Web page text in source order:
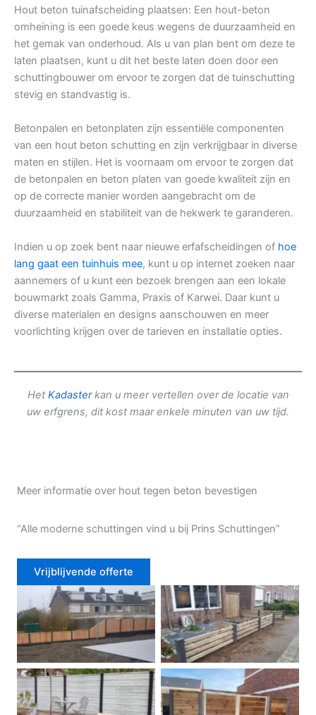
Hout beton tuinafscheiding plaatsen: Een hout-beton
omheining is een goede keus wegens de duurzaamheid en
het gemak van onderhoud. Als u van plan bent om deze te
laten plaatsen, kunt u dit het beste laten doen door een
schuttingbouwer om ervoor te zorgen dat de tuinschutting
stevig en standvastig is.
Betonpalen en betonplaten zijn essentiële componenten
van een hout beton schutting en zijn verkrijgbaar in diverse
maten en stijlen. Het is voornaam om ervoor te zorgen dat
de betonpalen en beton platen van goede kwaliteit zijn en
op de correcte manier worden aangebracht om de
duurzaamheid en stabiliteit van de hekwerk te garanderen.
Indien u op zoek bent naar nieuwe erfafscheidingen of hoe
lang gaat een tuinhuis mee, kunt u op internet zoeken naar
aannemers of u kunt een bezoek brengen aan een lokale
bouwmarkt zoals Gamma, Praxis of Karwei. Daar kunt u
diverse materialen en designs aanschouwen en meer
voorlichting krijgen over de tarieven en installatie opties.
Het Kadasterkan u meer vertellen over de locatie van
uw erfgrens, dit kost maar enkele minuten van uw tijd.
Meer informatie over hout tegen beton bevestigen
“Alle moderne schuttingen vind u bij Prins Schuttingen”
Vrijblijvende offerte
Douglas schutting Tuinhek voortuin
Betonschutting